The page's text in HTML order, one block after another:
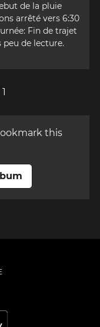
de la pluie
arrêté vers 6:30
Fin de trajet
de lecture.
1
this